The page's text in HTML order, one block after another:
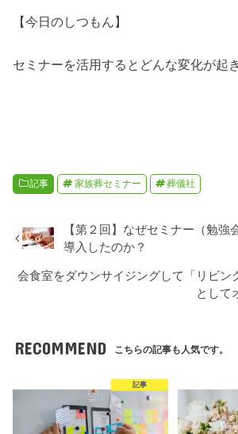
【今日のしつもん】
セミナーを活用するとどんな変化が起
記事 家族葬セミナー 葬儀社
【第２回】なぜセミナー（勉強
導入したのか？
会食室をダウンサイジングして「リビン
として
RECOMMEND こちらの記事も人気です。
記事